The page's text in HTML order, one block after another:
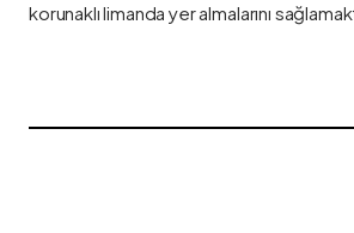
korunaklı limanda yer almalarını